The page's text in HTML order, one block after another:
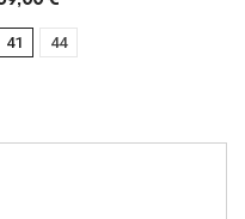
41 44